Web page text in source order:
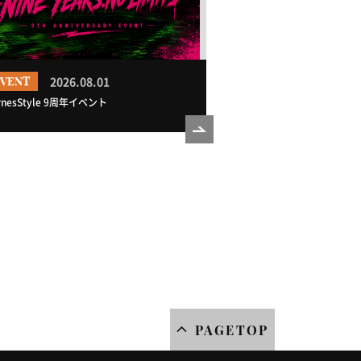
2026.08.01
9周年イベント
PAGETOP